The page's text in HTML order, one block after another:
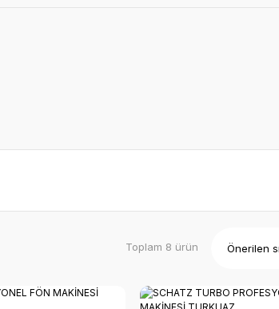
Toplam 8 ürün